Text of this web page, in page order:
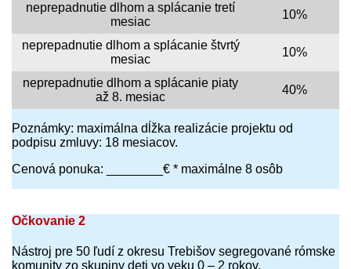
neprepadnutie dlhom a splácanie tretí
mesiac
10%
neprepadnutie dlhom a splácanie štvrtý
mesiac
10%
neprepadnutie dlhom a splácanie piaty
až 8. mesiac
40%
Poznámky: maximálna dĺžka realizácie projektu od
podpisu zmluvy: 18 mesiacov.
Cenová ponuka: ________€ * maximálne 8 osôb
Očkovanie 2
Nástroj pre 50 ľudí z okresu Trebišov segregované rómske
komunity zo skupiny deti vo veku 0 – 2 rokov.